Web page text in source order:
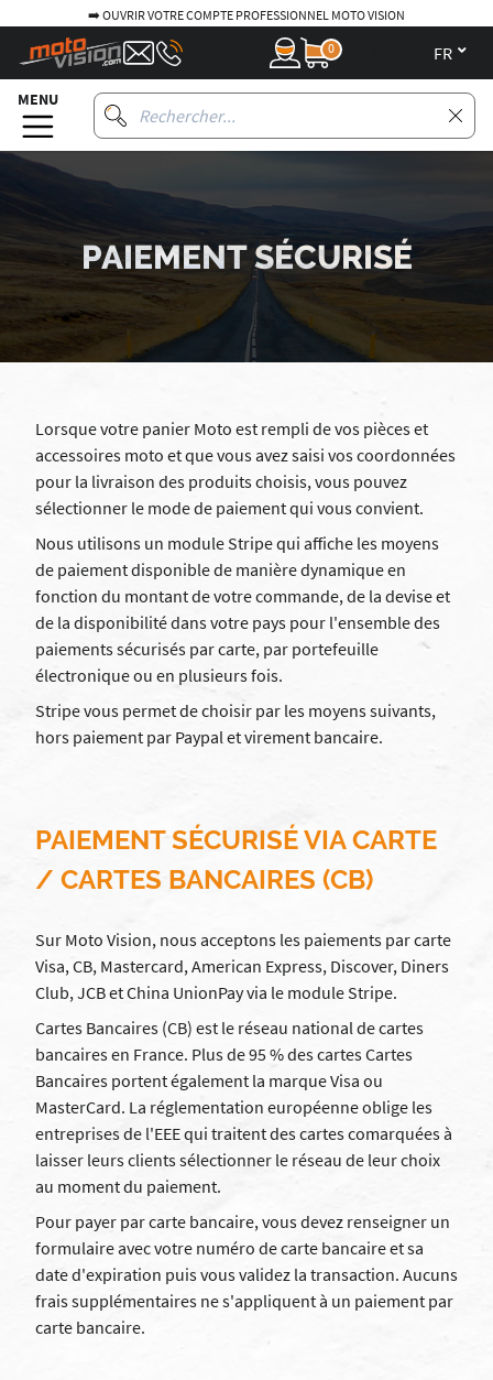
➡️ OUVRIR VOTRE COMPTE PROFESSIONNEL MOTO VISION
0
MENU
PAIEMENT SÉCURISÉ
Lorsque votre panier Moto est rempli de vos pièces et
accessoires moto et que vous avez saisi vos coordonnées
pour la livraison des produits choisis, vous pouvez
sélectionner le mode de paiement qui vous convient.
Nous utilisons un module Stripe qui affiche les moyens
de paiement disponible de manière dynamique en
fonction du montant de votre commande, de la devise et
de la disponibilité dans votre pays pour l'ensemble des
paiements sécurisés par carte, par portefeuille
électronique ou en plusieurs fois.
Stripe vous permet de choisir par les moyens suivants,
hors paiement par Paypal et virement bancaire.
PAIEMENT SÉCURISÉ VIA CARTE
/ CARTES BANCAIRES (CB)
Sur Moto Vision, nous acceptons les paiements par carte
Visa, CB, Mastercard, American Express, Discover, Diners
Club, JCB et China UnionPay via le module Stripe.
Cartes Bancaires (CB) est le réseau national de cartes
bancaires en France. Plus de 95 % des cartes Cartes
Bancaires portent également la marque Visa ou
MasterCard. La réglementation européenne oblige les
entreprises de l'EEE qui traitent des cartes comarquées à
laisser leurs clients sélectionner le réseau de leur choix
au moment du paiement.
Pour payer par carte bancaire, vous devez renseigner un
formulaire avec votre numéro de carte bancaire et sa
date d'expiration puis vous validez la transaction. Aucuns
frais supplémentaires ne s'appliquent à un paiement par
carte bancaire.